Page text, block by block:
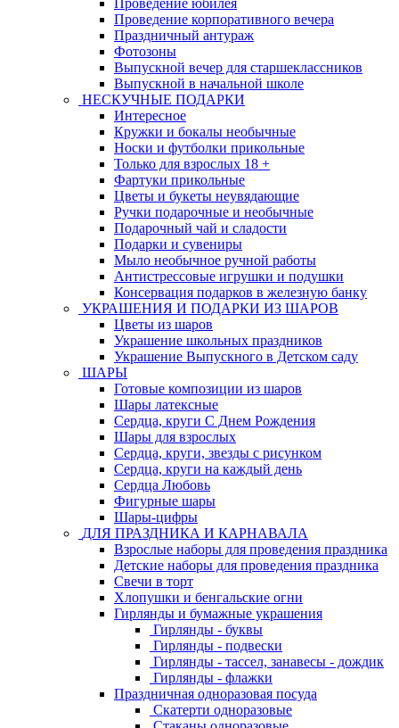
Проведение юбилея
Проведение корпоративного вечера
Праздничный антураж
Фотозоны
Выпускной вечер для старшеклассников
Выпускной в начальной школе
НЕСКУЧНЫЕ ПОДАРКИ
Интересное
Кружки и бокалы необычные
Носки и футболки прикольные
Только для взрослых 18 +
Фартуки прикольные
Цветы и букеты неувядающие
Ручки подарочные и необычные
Подарочный чай и сладости
Подарки и сувениры
Мыло необычное ручной работы
Антистрессовые игрушки и подушки
Консервация подарков в железную банку
УКРАШЕНИЯ И ПОДАРКИ ИЗ ШАРОВ
Цветы из шаров
Украшение школьных праздников
Украшение Выпускного в Детском саду
ШАРЫ
Готовые композиции из шаров
Шары латексные
Сердца, круги С Днем Рождения
Шары для взрослых
Сердца, круги, звезды с рисунком
Сердца, круги на каждый день
Сердца Любовь
Фигурные шары
Шары-цифры
ДЛЯ ПРАЗДНИКА И КАРНАВАЛА
Взрослые наборы для проведения праздника
Детские наборы для проведения праздника
Свечи в торт
Хлопушки и бенгальские огни
Гирлянды и бумажные украшения
Гирлянды - буквы
Гирлянды - подвески
Гирлянды - тассел, занавесы - дождик
Гирлянды - флажки
Праздничная одноразовая посуда
Скатерти одноразовые